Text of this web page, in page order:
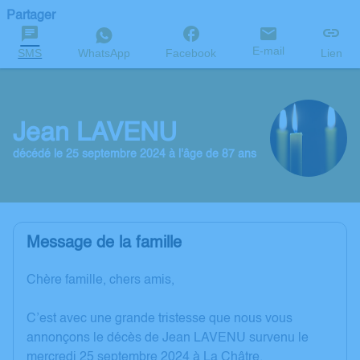
Partager
SMS WhatsApp Facebook E-mail Lien
Jean LAVENU
décédé le 25 septembre 2024 à l'âge de 87 ans
Message de la famille
Chère famille, chers amis,
C’est avec une grande tristesse que nous vous
annonçons le décès de Jean LAVENU survenu le